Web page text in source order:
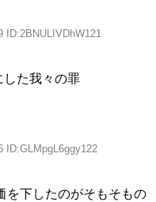
ID:2BNULIVDhW121
した我々の罪
ID:GLMpgL6ggy122
を下したのがそもそもの